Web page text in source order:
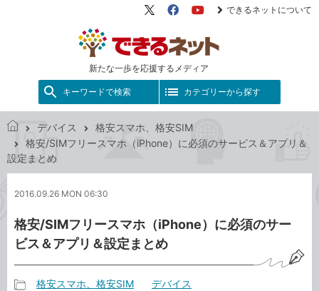
新たな一歩を応援するメディア
X（旧
FacebookYouTube
できるネットについて
キーワードで検索 カテゴリーから探す
で
き
ッ
デバイス
格安スマホ、格安SIM
格安/SIMフリースマホ（iPhone）に必須のサービス＆アプリ＆
設定まとめ
2016.09.26 MON 06:30
格安/SIMフリースマホ（iPhone）に必須のサー
ビス＆アプリ＆設定まとめ
格安スマホ、格安SIM デバイス